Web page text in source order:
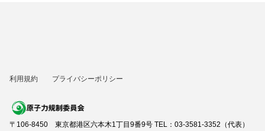
利用規約 プライバシーポリシー
〒106-8450 東京都港区六本木1丁目9番9号 TEL：03-3581-3352（代表）